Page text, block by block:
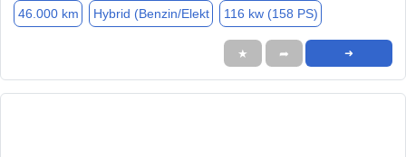
46.000 km Hybrid (Benzin/Elekt 116 kw (158 PS)
★ ➦ ➜